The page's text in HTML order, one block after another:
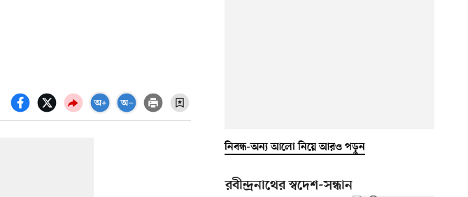
নিবন্ধ-অন্য আলো নিয়ে আরও পড়ুন
রবীন্দ্রনাথের স্বদেশ-সন্ধান